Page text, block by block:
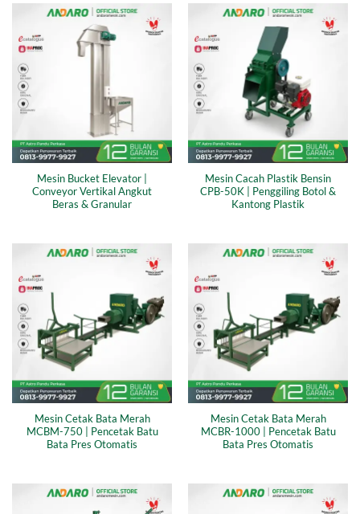
Mesin Bucket Elevator |
Conveyor Vertikal Angkut
Beras & Granular
Mesin Cacah Plastik Bensin
CPB-50K | Penggiling Botol &
Kantong Plastik
Mesin Cetak Bata Merah
MCBM-750 | Pencetak Batu
Bata Pres Otomatis
Mesin Cetak Bata Merah
MCBR-1000 | Pencetak Batu
Bata Pres Otomatis